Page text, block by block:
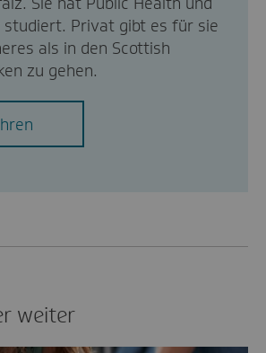
studiert. Privat gibt es für sie
als in den Scottish
zu gehen.
weiter